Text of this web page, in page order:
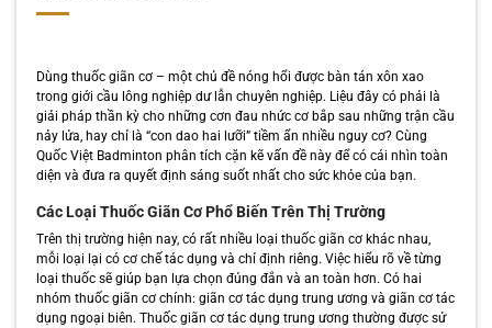
Dùng thuốc giãn cơ – một chủ đề nóng hổi được bàn tán xôn xao
trong giới cầu lông nghiệp dư lẫn chuyên nghiệp. Liệu đây có phải là
giải pháp thần kỳ cho những cơn đau nhức cơ bắp sau những trận cầu
nảy lửa, hay chỉ là “con dao hai lưỡi” tiềm ẩn nhiều nguy cơ? Cùng
Quốc Việt Badminton phân tích cặn kẽ vấn đề này để có cái nhìn toàn
diện và đưa ra quyết định sáng suốt nhất cho sức khỏe của bạn.
Các Loại Thuốc Giãn Cơ Phổ Biến Trên Thị Trường
Trên thị trường hiện nay, có rất nhiều loại thuốc giãn cơ khác nhau,
mỗi loại lại có cơ chế tác dụng và chỉ định riêng. Việc hiểu rõ về từng
loại thuốc sẽ giúp bạn lựa chọn đúng đắn và an toàn hơn. Có hai
nhóm thuốc giãn cơ chính: giãn cơ tác dụng trung ương và giãn cơ tác
dụng ngoại biên. Thuốc giãn cơ tác dụng trung ương thường được sử